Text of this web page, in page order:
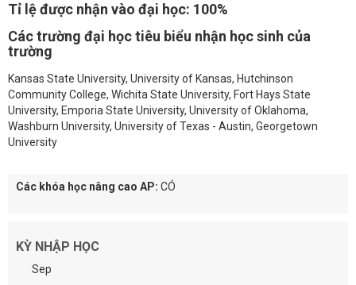
Tỉ lệ được nhận vào đại học: 100%
Các trường đại học tiêu biểu nhận học sinh của
trường
Kansas State University, University of Kansas, Hutchinson
Community College, Wichita State University, Fort Hays State
University, Emporia State University, University of Oklahoma,
Washburn University, University of Texas - Austin, Georgetown
University
Các khóa học nâng cao AP: CÓ
KỲ NHẬP HỌC
Sep